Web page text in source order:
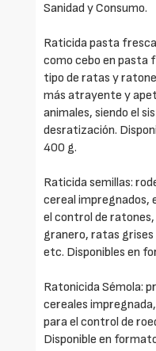
Sanidad y Consumo.
Raticida pasta
como cebo en pasta
tipo de ratas y
más atrayente y
animales, siendo el
desratización.
400 g.
Raticida semillas:
cereal impregnados,
el control de
granero, ratas
etc. Disponibles en
Ratonicida Sémola:
cereales
para el control de
Disponible en